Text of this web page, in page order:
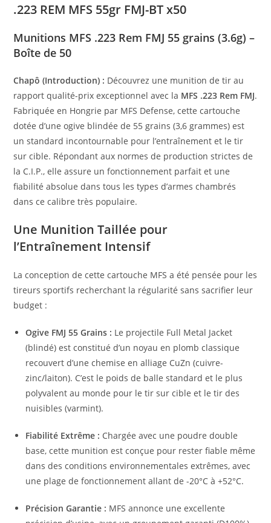
.223 REM MFS 55gr FMJ-BT x50
Munitions MFS .223 Rem FMJ 55 grains (3.6g) –
Boîte de 50
Chapô (Introduction) : Découvrez une munition de tir au
rapport qualité-prix exceptionnel avec la MFS .223 Rem FMJ.
Fabriquée en Hongrie par MFS Defense, cette cartouche
dotée d’une ogive blindée de 55 grains (3,6 grammes) est
un standard incontournable pour l’entraînement et le tir
sur cible. Répondant aux normes de production strictes de
la C.I.P., elle assure un fonctionnement parfait et une
fiabilité absolue dans tous les types d’armes chambrés
dans ce calibre très populaire.
Une Munition Taillée pour
l’Entraînement Intensif
La conception de cette cartouche MFS a été pensée pour les
tireurs sportifs recherchant la régularité sans sacrifier leur
budget :
Ogive FMJ 55 Grains : Le projectile Full Metal Jacket
(blindé) est constitué d’un noyau en plomb classique
recouvert d’une chemise en alliage CuZn (cuivre-
zinc/laiton). C’est le poids de balle standard et le plus
polyvalent au monde pour le tir sur cible et le tir des
nuisibles (varmint).
Fiabilité Extrême : Chargée avec une poudre double
base, cette munition est conçue pour rester fiable même
dans des conditions environnementales extrêmes, avec
une plage de fonctionnement allant de -20°C à +52°C.
Précision Garantie : MFS annonce une excellente